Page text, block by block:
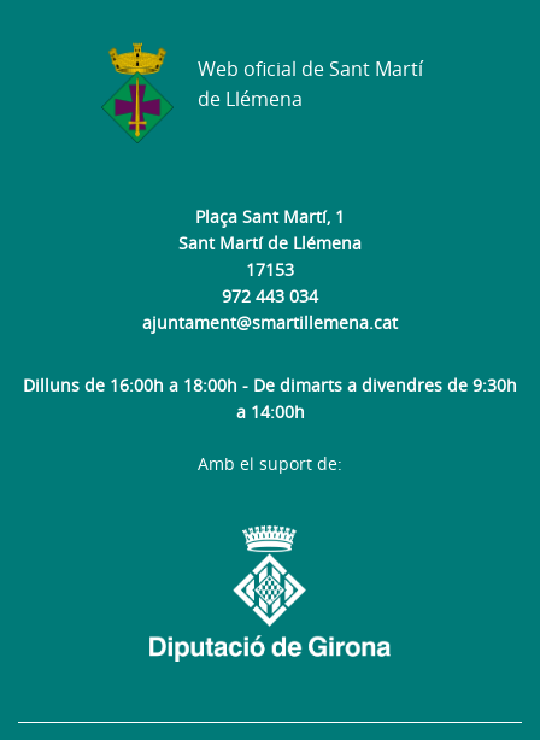
Plaça Sant Martí, 1
Sant Martí de Llémena
17153
972 443 034
ajuntament@smartillemena.cat
Dilluns de 16:00h a 18:00h - De dimarts a divendres de 9:30h
a 14:00h
Web oficial de Sant Martí
de Llémena
Amb el suport de: